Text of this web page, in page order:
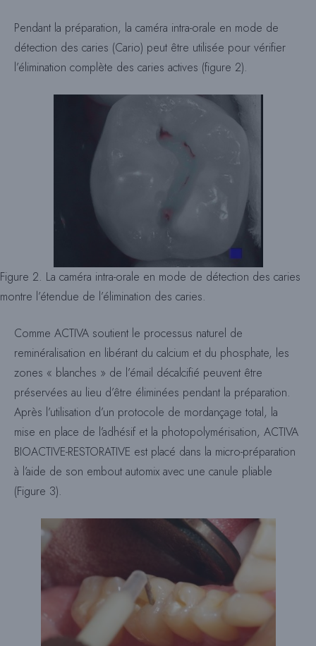
Pendant la préparation, la caméra intra-orale en mode de
détection des caries (Cario) peut être utilisée pour vérifier
l’élimination complète des caries actives (figure 2).
Figure 2. La caméra intra-orale en mode de détection des caries
montre l’étendue de l’élimination des caries.
Comme ACTIVA soutient le processus naturel de
reminéralisation en libérant du calcium et du phosphate, les
zones « blanches » de l’émail décalcifié peuvent être
préservées au lieu d’être éliminées pendant la préparation.
Après l’utilisation d’un protocole de mordançage total, la
mise en place de l’adhésif et la photopolymérisation, ACTIVA
BIOACTIVE-RESTORATIVE est placé dans la micro-préparation
à l’aide de son embout automix avec une canule pliable
(Figure 3).